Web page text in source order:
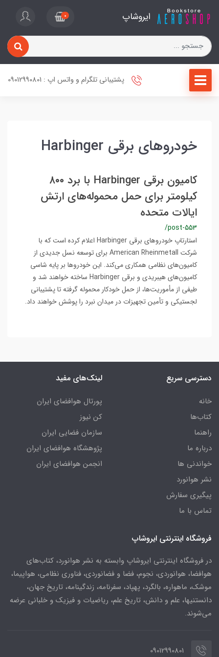
ایروشاپ 0
پشتیبانی تلگرام و واتس اپ : 09012990801
خودروهای برقی Harbinger
کامیون برقی Harbinger با برد ۸۰۰
کیلومتر برای حمل محموله‌های ارتش
ایالات متحده
/post-553
استارتاپ خودروهای برقی Harbinger اعلام کرده است که با
شرکت American Rheinmetall برای توسعه نسل جدیدی از
کامیون‌های نظامی همکاری می‌کند. این خودروها بر پایه شاسی
کامیون‌های هیبریدی و برقی Harbinger ساخته خواهند شد و
طیفی از مأموریت‌ها، از حمل خودکار محموله گرفته تا پشتیبانی
لجستیکی و تأمین تجهیزات در میدان نبرد را پوشش خواهند داد.
دسترسی سریع
خانه
کتاب‌ها
راهنما
درباره ما
خواندنی ها
نشر هوانورد
پیگیری سفارش
تماس با ما
لینک‌های مفید
پورتال هوافضای ایران
کن نیوز
سازمان فضایی ایران
پژوهشگاه هوافضای ایران
انجمن هوافضای ایران
فروشگاه اینترنتی ایروشاپ
در فروشگاه اینترنتی ایروشاپ وابسته به نشر هوانورد، کتاب‌های
هوافضا، هوانوردی، نجوم، فضا و فضانوردی، فناوری نظامی، هواپیما،
موشک، ماهواره، بالگرد، پهپاد، سفرنامه، زندگینامه، تاریخ جهان،
دانستنیها، علم و دانش، تاریخ علم، ریاضیات و فیزیک و خلبانی عرضه
می‌شوند.
09012990801